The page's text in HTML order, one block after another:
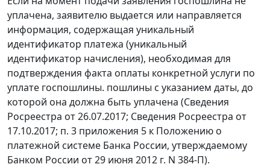
уплачена, заявителю выдается или направляется
информация, содержащая уникальный
идентификатор платежа (уникальный
идентификатор начисления), необходимая для
подтверждения факта оплаты конкретной услуги по
уплате госпошлины. пошлины с указанием даты, до
которой она должна быть уплачена (Сведения
Росреестра от 26.07.2017; Сведения Росреестра от
17.10.2017; п. 3 приложения 5 к Положению о
платежной системе Банка России, утверждаемому
Банком России от 29 июня 2012 г. N 384-П).